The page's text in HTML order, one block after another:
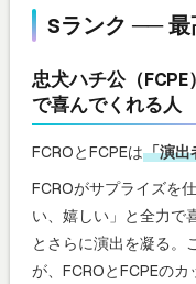
Sランク ──
忠犬ハチ公（
で喜んでくれる人
FCROとFCPEは「演出
FCROがサプライズを
い、嬉しい」と全力で
とさらに演出を凝る。
が、FCROとFCPEのカ